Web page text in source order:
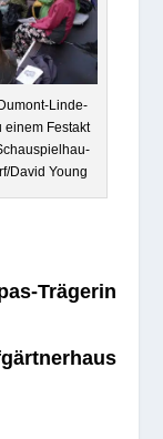
Lin­de­
einem Fest­akt
David Young
Trä­ge­rin